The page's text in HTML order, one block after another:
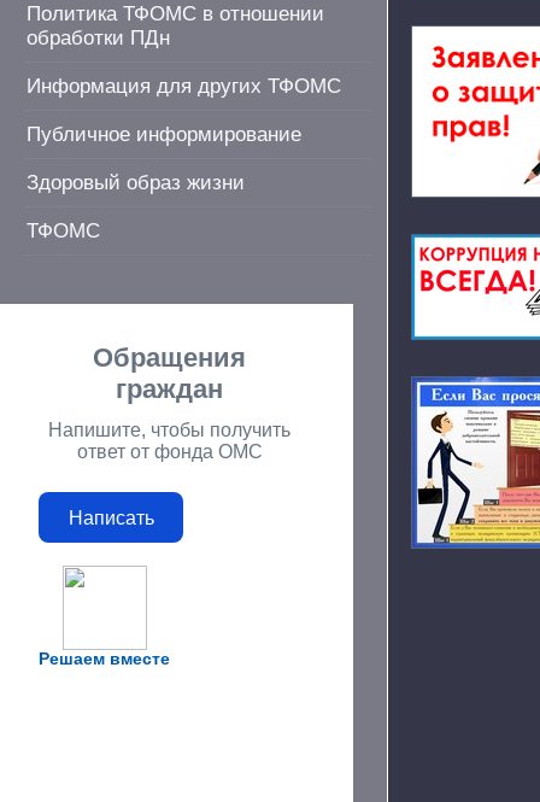
Политика ТФОМС в отношении
обработки ПДн
Информация для других ТФОМС
Публичное информирование
Здоровый образ жизни
ТФОМС
Решаем вместе
Обращения
граждан
Напишите, чтобы получить
ответ от фонда ОМС
Написать